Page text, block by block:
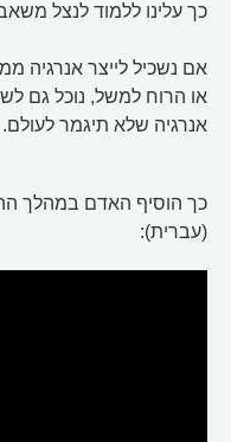
כך עלינו ללמוד לנצל
אם נשכיל לייצר אנרגיה
או הרוח למשל, נוכל גם
אנרגיה שלא תיגמר לעולם.
כך הוסיף האדם במהלך
(עברית):